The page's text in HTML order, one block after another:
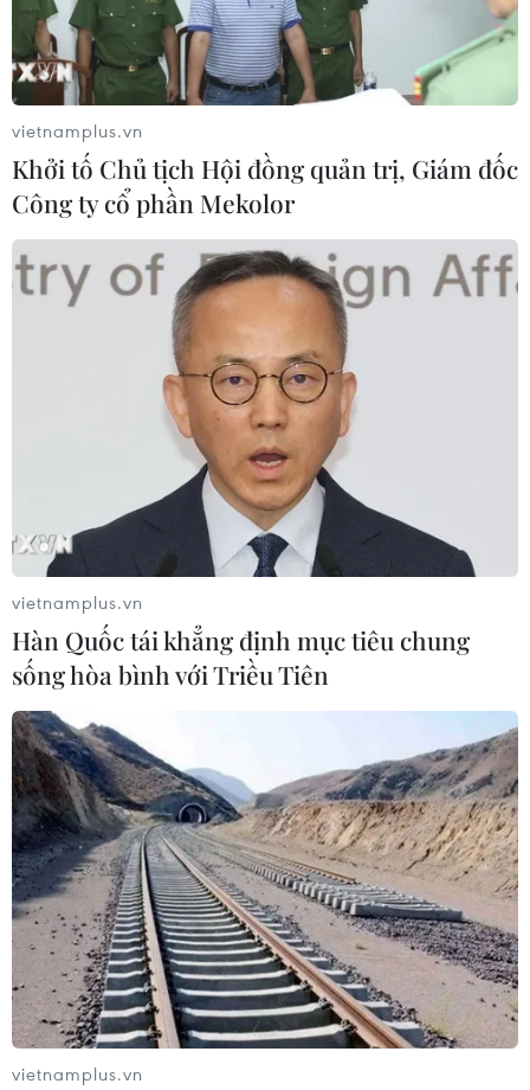
vietnamplus.vn
Khởi tố Chủ tịch Hội đồng quản trị, Giám đốc
Công ty cổ phần Mekolor
vietnamplus.vn
Hàn Quốc tái khẳng định mục tiêu chung
sống hòa bình với Triều Tiên
vietnamplus.vn